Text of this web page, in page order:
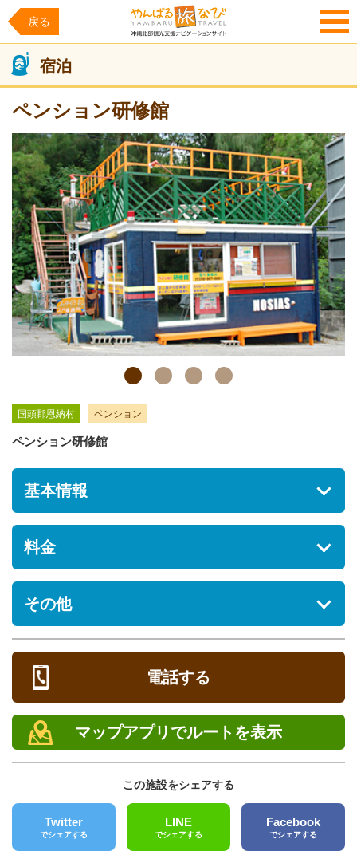
戻る
MENU
宿泊
ペンション研修館
国頭郡恩納村 ペンション
ペンション研修館
基本情報
住所
沖縄県国頭郡恩納村名嘉真2288-3632F事務所
駐車場
[あり] 無料
営業時間
定休日
[年中無休]
電話
098-967-8661
クレジットカード
料金
合せください。
イプ
員
期間
ン料金
ン料金
事
25,000円 /
10
35,000円 /
25,000円 /
45,000円 /
20
66,000円 /
60,000円 /
棟
その他
ペット
チェックイン/アウト
館内設備
冷暖完備、調理器具、食器一式、BBQ機材、鍋物セット、調味
テレビ、ビデオ、冷蔵庫、シャンプー、リンス、ボディソー
プ・石鹸
電話する
マップアプリでルートを表示
この施設をシェアする
Twitter
でシェアする
LINE
でシェアする
Facebook
でシェアする